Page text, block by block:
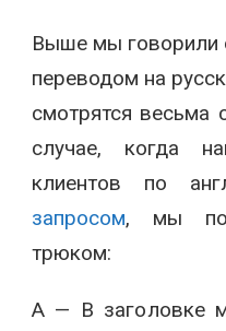
Выше мы говорили
переводом на
смотрятся весьма
случае, когда
клиентов по
запросом, мы
трюком:
А — В заголовке